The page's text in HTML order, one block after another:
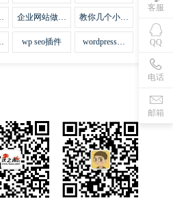
企业网站做好
势
教你几个小技
页优化
wp seo插件
wordpress插
客服
QQ
电话
邮箱